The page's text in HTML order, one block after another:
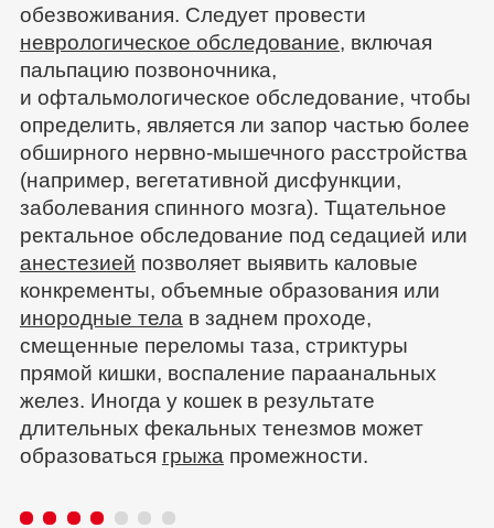
обезвоживания. Следует провести
неврологическое обследование, включая
пальпацию позвоночника,
и офтальмологическое обследование, чтобы
определить, является ли запор частью более
обширного нервно-мышечного расстройства
(например, вегетативной дисфункции,
заболевания спинного мозга). Тщательное
ректальное обследование под седацией или
анестезией позволяет выявить каловые
конкременты, объемные образования или
инородные тела в заднем проходе,
смещенные переломы таза, стриктуры
прямой кишки, воспаление параанальных
желез. Иногда у кошек в результате
длительных фекальных тенезмов может
образоваться грыжа промежности.